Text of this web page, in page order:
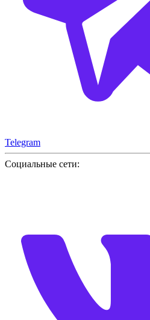
Telegram
Социальные сети: